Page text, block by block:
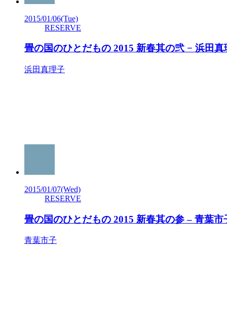
2015/01/06(Tue)
RESERVE
畳の国のひとだもの 2015 新春其の弐 − 浜田真
浜田真理子
2015/01/07(Wed)
RESERVE
畳の国のひとだもの 2015 新春其の参 – 青葉市
青葉市子